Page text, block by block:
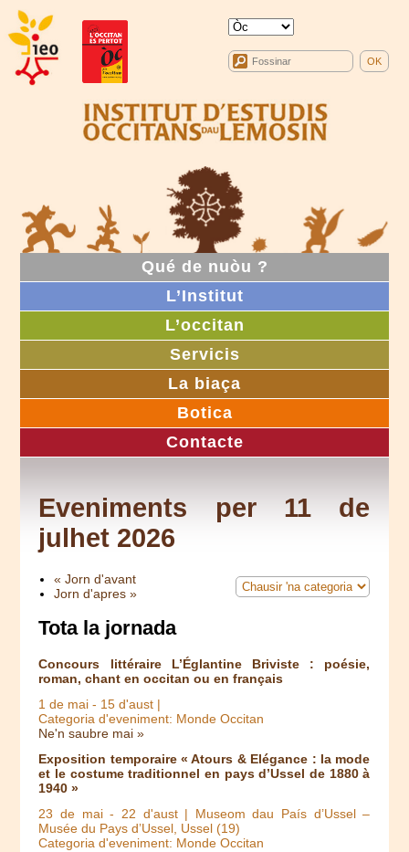
Qué de nuòu ?
L’Institut
L’occitan
Servicis
La biaça
Botica
Contacte
Eveniments per 11 de
julhet 2026
« Jorn d'avant
Jorn d'apres »
Tota la jornada
Concours littéraire L’Églantine Briviste : poésie,
roman, chant en occitan ou en français
1 de mai - 15 d'aust |
Categoria d'eveniment: Monde Occitan
Ne'n saubre mai »
Exposition temporaire « Atours & Elégance : la mode
et le costume traditionnel en pays d’Ussel de 1880 à
1940 »
23 de mai- 22 d'aust| Museom dau País d’Ussel –
Musée du Pays d’Ussel, Ussel (19)
Categoria d'eveniment: Monde Occitan